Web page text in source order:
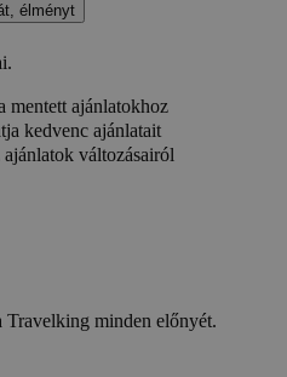
élményt
mentett ajánlatokhoz
kedvenc ajánlatait
ajánlatok változásairól
Travelking minden előnyét.